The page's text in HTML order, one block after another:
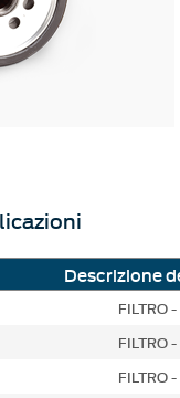
Descrizione
FILTRO
FILTRO
FILTRO